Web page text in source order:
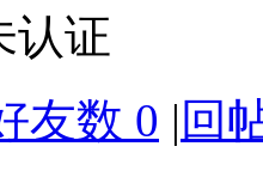
认证
友数 0 | 回